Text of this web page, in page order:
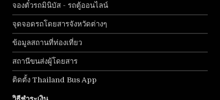
จองตั๋วรถมินิบัส - รถตู้ออนไลน์
จุดจอดรถโดยสารจังหวัดต่างๆ
ข้อมูลสถานที่ท่องเที่ยว
สถานีขนส่งผู้โดยสาร
ติดตั้ง Thailand Bus App